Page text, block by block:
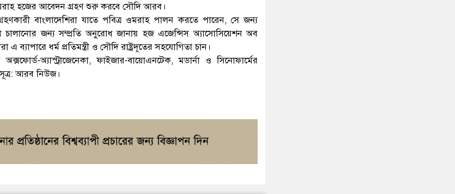
হজের আবেদন গ্রহণ শুরু করবে সৌদি আরব।
বাংলাদেশিরা যাতে পবিত্র ওমরাহ পালন করতে পারেন, সে জন্য
জন্য সম্প্রতি অনুরোধ জানায় হজ এজেন্সিস অ্যাসোসিয়েশন অব
এ ব্যাপারে ধর্ম প্রতিমন্ত্রী ও সৌদি রাষ্ট্রদূতের সহযোগিতা চান।
অক্সফোর্ড-অ্যাস্ট্রাজেনেকা, ফাইজার-বায়োএনটেক, মডার্না ও সিনোফার্মের
আরব নিউজ।